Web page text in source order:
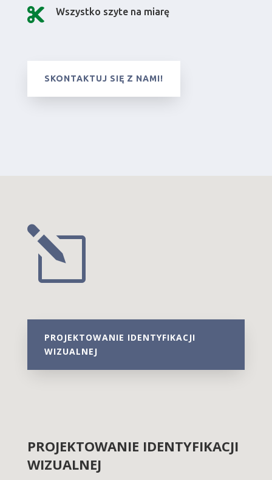
 Wszystko szyte na miarę
SKONTAKTUJ SIĘ Z NAMI!
l
PROJEKTOWANIE IDENTYFIKACJI
WIZUALNEJ
PROJEKTOWANIE IDENTYFIKACJI
WIZUALNEJ